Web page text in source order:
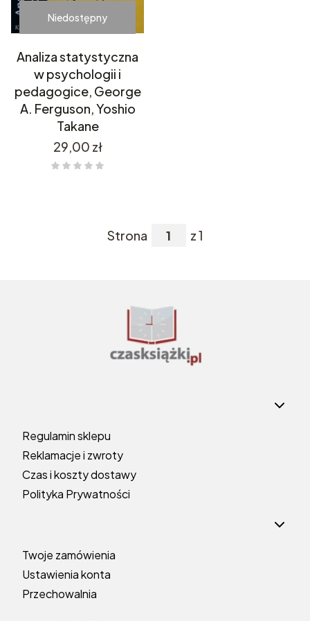
Niedostępny
Analiza statystyczna
w psychologii i
pedagogice, George
A. Ferguson, Yoshio
Takane
Cena
29,00 zł
Strona z 1
Regulamin sklepu
Reklamacje i zwroty
Czas i koszty dostawy
Polityka Prywatności
Twoje zamówienia
Ustawienia konta
Przechowalnia